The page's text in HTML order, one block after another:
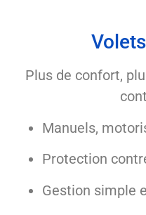
Plus de confort,
Manuels,
Protection
Gestion simple